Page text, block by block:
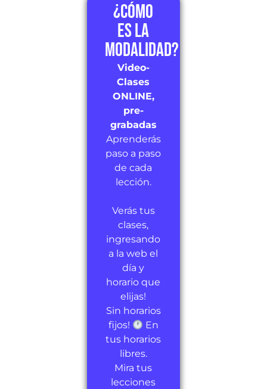
¿Cómo
es la
modalidad?
Video-
Clases
ONLINE,
pre-
grabadas
Aprenderás
paso a paso
de cada
lección.
Verás tus
clases,
ingresando
a la web el
día y
horario que
elijas!
Sin horarios
fijos!
En
tus horarios
libres.
Mira tus
lecciones